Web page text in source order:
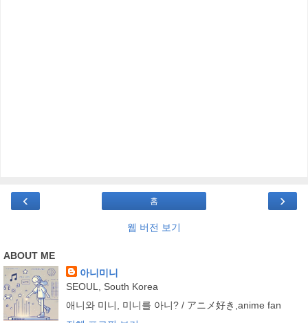
‹ ›
홈
웹 버전 보기
ABOUT ME
아니미니
SEOUL, South Korea
애니와 미니, 미니를 아니? / アニメ好き,anime fan